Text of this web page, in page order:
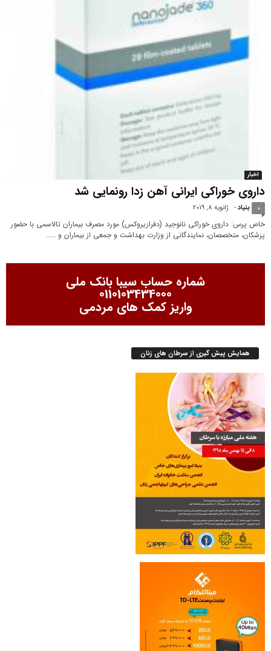
اخبار
داروی خوراکی ایرانی آهن زدا رونمایی شد
بنیاد- ژانویه 8, 2019 0
خاص پرس: داروی خوراکی نانوجید (دفرازیروکس) مورد مصرف بیماران تالاسمی با حضور
پزشکان، متخصصان، نمایندگانی از وزارت بهداشت و جمعی از بیماران و …...
شماره حساب سیبا بانک ملی
0110103434000
واریز کمک های مردمی
همایش پیش گیری از سرطان های زنان